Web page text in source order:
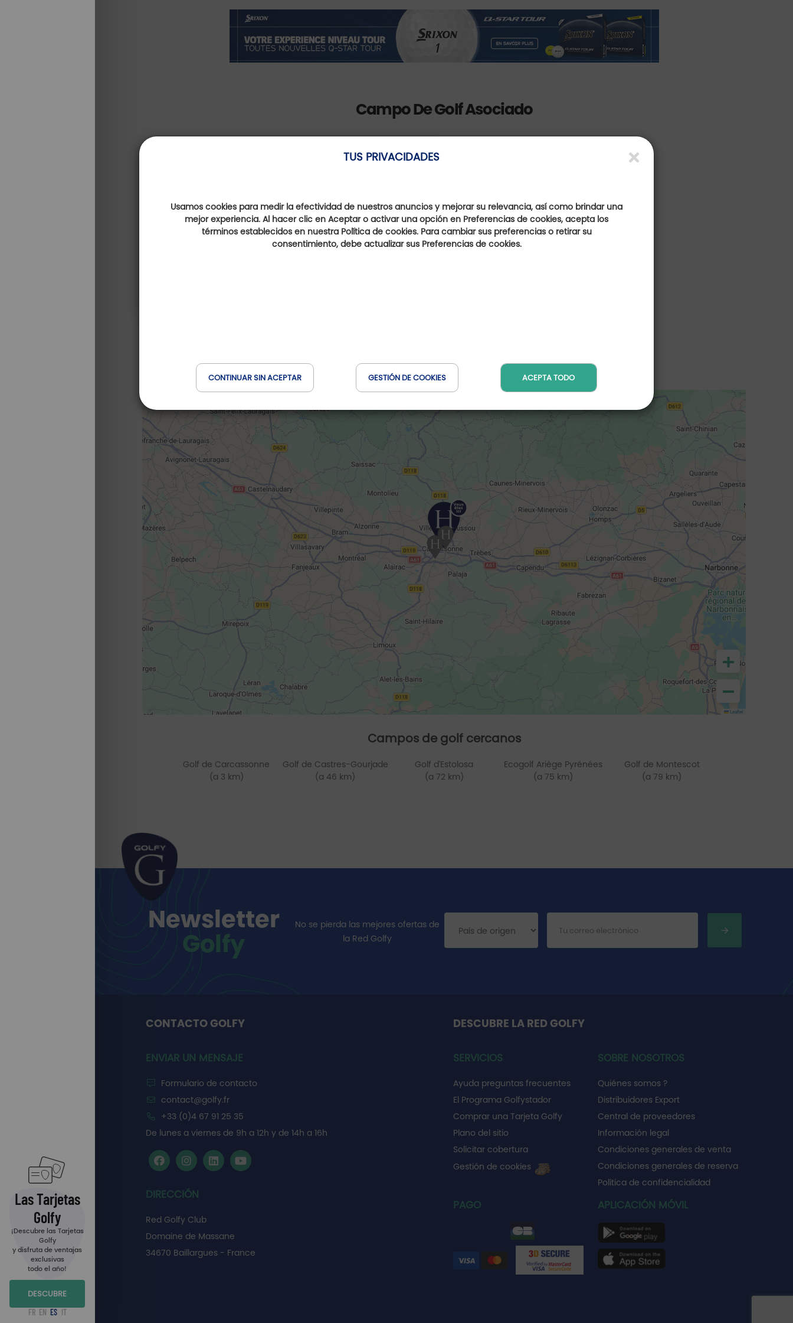
TUS PRIVACIDADES
Usamos cookies para medir la efectividad de nuestros anuncios y mejorar su relevancia, así como brindar una
mejor experiencia. Al hacer clic en Aceptar o activar una opción en Preferencias de cookies, acepta los
términos establecidos en nuestra Política de cookies. Para cambiar sus preferencias o retirar su
consentimiento, debe actualizar sus Preferencias de cookies.
CONTINUAR SIN ACEPTAR GESTIÓN DE COOKIES ACEPTA TODO
Las Tarjetas
Golfy
¡Descubre las Tarjetas
Golfy
y disfruta de ventajas
exclusivas
todo el año!
DESCUBRE
FR EN ES IT
Campo De Golf Asociado
Golf de Carcassonne
Occitanie, France
Distancia : 3 Km
+
−
Leaflet
Campos de golf cercanos
Golf de Carcassonne
(a 3 km)
Golf de Castres-Gourjade
(a 46 km)
Golf d'Estolosa
(a 72 km)
Ecogolf Ariège Pyrénées
(a 75 km)
Golf de Montescot
(a 79 km)
Newsletter
Golfy
No se pierda las mejores ofertas de
la Red Golfy
CONTACTO GOLFY
ENVIAR UN MENSAJE
Formulario de contacto
contact@golfy.fr
+33 (0)4 67 91 25 35
De lunes a viernes de 9h a 12h y de 14h a 16h
DIRECCIÓN
Red Golfy Club
Domaine de Massane
34670 Baillargues - France
DESCUBRE LA RED GOLFY
SERVICIOS
Ayuda preguntas frecuentes
El Programa Golfystador
Comprar una Tarjeta Golfy
Plano del sitio
Solicitar cobertura
Gestión de cookies
SOBRE NOSOTROS
Quiénes somos ?
Distribuidores Export
Central de proveedores
Información legal
Condiciones generales de venta
Condiciones generales de reserva
Política de confidencialidad
PAGO APLICACIÓN MÓVIL